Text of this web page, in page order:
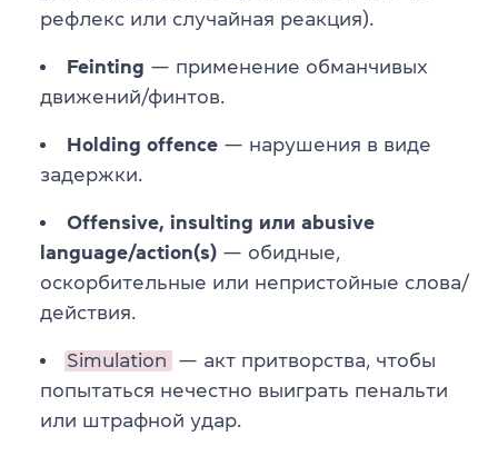
рефлекс или случайная реакция).
Feinting — применение обманчивых
движений/финтов.
Holding offence — нарушения в виде
задержки.
Offensive, insulting или abusive
language/action(s) — обидные,
оскорбительные или непристойные слова/
действия.
Simulation
— акт притворства, чтобы
попытаться нечестно выиграть пенальти
или штрафной удар.